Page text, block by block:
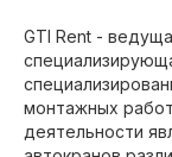
GTI Rent -
монтажных
деятельности